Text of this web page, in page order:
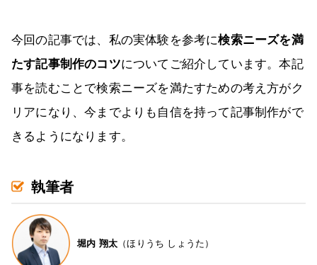
今回の記事では、私の実体験を参考に検索ニーズを満
たす記事制作のコツについてご紹介しています。本記
事を読むことで検索ニーズを満たすための考え方がク
リアになり、今までよりも自信を持って記事制作がで
きるようになります。
執筆者
堀内 翔太 （ほりうち しょうた）